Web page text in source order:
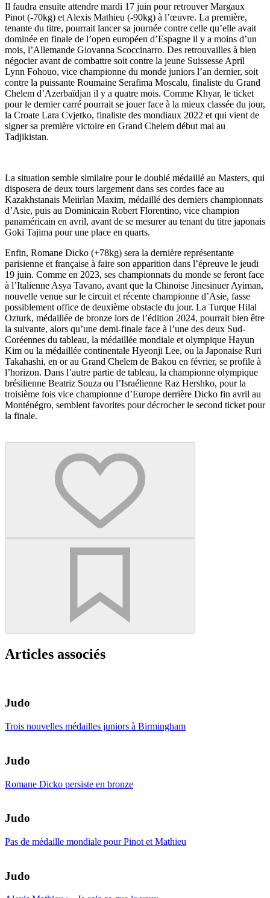
Il faudra ensuite attendre mardi 17 juin pour retrouver Margaux
Pinot (-70kg) et Alexis Mathieu (-90kg) à l’œuvre. La première,
tenante du titre, pourrait lancer sa journée contre celle qu’elle avait
dominée en finale de l’open européen d’Espagne il y a moins d’un
mois, l’Allemande Giovanna Scoccinarro. Des retrouvailles à bien
négocier avant de combattre soit contre la jeune Suissesse April
Lynn Fohouo, vice championne du monde juniors l’an dernier, soit
contre la puissante Roumaine Serafima Moscalu, finaliste du Grand
Chelem d’Azerbaïdjan il y a quatre mois. Comme Khyar, le ticket
pour le dernier carré pourrait se jouer face à la mieux classée du jour,
la Croate Lara Cvjetko, finaliste des mondiaux 2022 et qui vient de
signer sa première victoire en Grand Chelem début mai au
Tadjikistan.
La situation semble similaire pour le doublé médaillé au Masters, qui
disposera de deux tours largement dans ses cordes face au
Kazakhstanais Meiirlan Maxim, médaillé des derniers championnats
d’Asie, puis au Dominicain Robert Florentino, vice champion
panaméricain en avril, avant de se mesurer au tenant du titre japonais
Goki Tajima pour une place en quarts.
Enfin, Romane Dicko (+78kg) sera la dernière représentante
parisienne et française à faire son apparition dans l’épreuve le jeudi
19 juin. Comme en 2023, ses championnats du monde se feront face
à l’Italienne Asya Tavano, avant que la Chinoise Jinesinuer Ayiman,
nouvelle venue sur le circuit et récente championne d’Asie, fasse
possiblement office de deuxième obstacle du jour. La Turque Hilal
Ozturk, médaillée de bronze lors de l’édition 2024, pourrait bien être
la suivante, alors qu’une demi-finale face à l’une des deux Sud-
Coréennes du tableau, la médaillée mondiale et olympique Hayun
Kim ou la médaillée continentale Hyeonji Lee, ou la Japonaise Ruri
Takahashi, en or au Grand Chelem de Bakou en février, se profile à
l’horizon. Dans l’autre partie de tableau, la championne olympique
brésilienne Beatriz Souza ou l’Israélienne Raz Hershko, pour la
troisième fois vice championne d’Europe derrière Dicko fin avril au
Monténégro, semblent favorites pour décrocher le second ticket pour
la finale.
Articles associés
Judo
Trois nouvelles médailles juniors à Birmingham
Judo
Romane Dicko persiste en bronze
Judo
Pas de médaille mondiale pour Pinot et Mathieu
Judo